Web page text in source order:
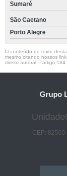
Sumaré
São Caetano
Porto Alegre
O conteúdo do texto
mesmo citando nossos
direito autoral – artigo
Grupo
CEP: